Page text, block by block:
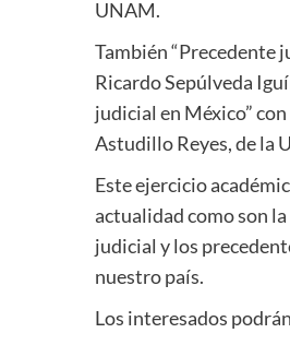
UNAM.
También “Precedente
Ricardo Sepúlveda
judicial en México”
Astudillo Reyes, de la
Este ejercicio
actualidad como son
judicial y los
nuestro país.
Los interesados